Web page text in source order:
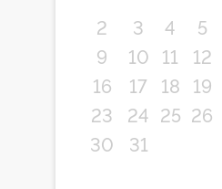
2
3 4 5
9
10 11 12
16
17 18 19
23
24 25 26
30
31